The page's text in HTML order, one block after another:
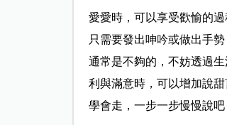
愛愛時，可以享受歡愉的
只需要發出呻吟或做出手
通常是不夠的，不妨透過
利與滿意時，可以增加說
學會走，一步一步慢慢說吧